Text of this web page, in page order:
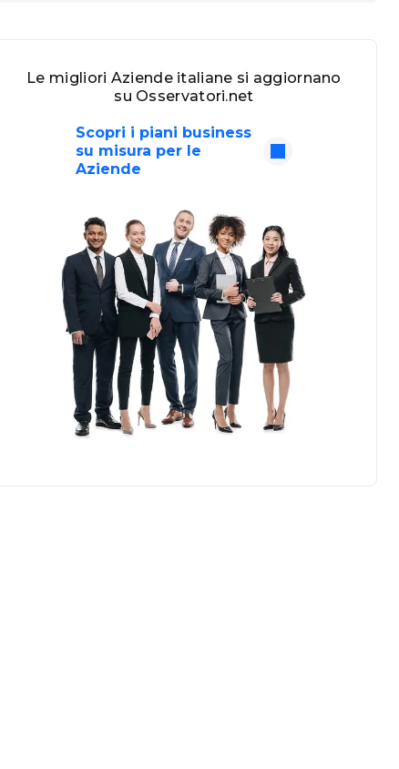
Le migliori Aziende italiane si aggiornano
su Osservatori.net
Scopri i piani business
su misura per le
Aziende